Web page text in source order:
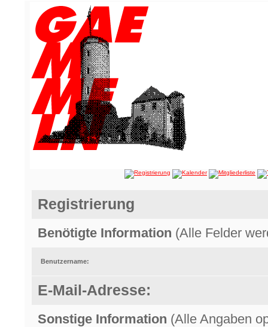
Registrierung
Benötigte Information (Alle Felder
Benutzername:
E-Mail-Adresse:
Sonstige Information (Alle Angaben